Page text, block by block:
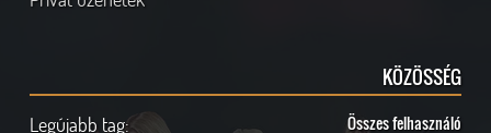
KÖZÖSSÉG
Legújabb tag: Összes felhasználó